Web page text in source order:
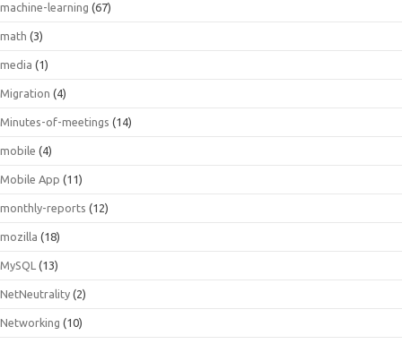
machine-learning (67)
math (3)
media (1)
Migration (4)
Minutes-of-meetings (14)
mobile (4)
Mobile App (11)
monthly-reports (12)
mozilla (18)
MySQL (13)
NetNeutrality (2)
Networking (10)